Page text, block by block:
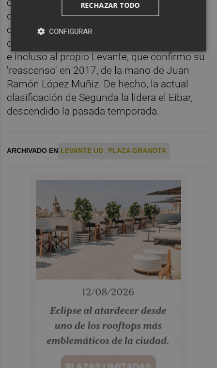
de un año ha sido habitual en las últimas
campañas: los dos casos citados se unen al
del Huesca en 2020 (volvió a bajar en 2021)
e incluso al propio Levante, que confirmo su
'reascenso' en 2017, de la mano de Juan
Ramón López Muñiz. De hecho, la actual
clasificación de Segunda la lidera el Eibar,
descendido la pasada temporada.
ARCHIVADO EN LEVANTE UD PLAZA GRANOTA
RECHAZAR TODO
CONFIGURAR